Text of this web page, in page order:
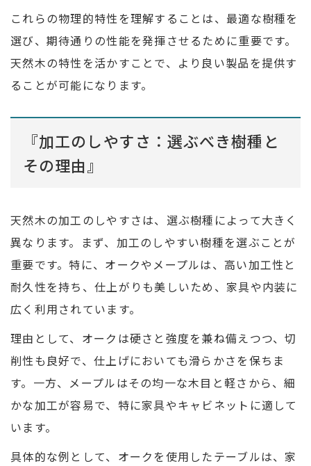
これらの物理的特性を理解することは、最適な樹種を
選び、期待通りの性能を発揮させるために重要です。
天然木の特性を活かすことで、より良い製品を提供す
ることが可能になります。
『加工のしやすさ：選ぶべき樹種と
その理由』
天然木の加工のしやすさは、選ぶ樹種によって大きく
異なります。まず、加工のしやすい樹種を選ぶことが
重要です。特に、オークやメープルは、高い加工性と
耐久性を持ち、仕上がりも美しいため、家具や内装に
広く利用されています。
理由として、オークは硬さと強度を兼ね備えつつ、切
削性も良好で、仕上げにおいても滑らかさを保ちま
す。一方、メープルはその均一な木目と軽さから、細
かな加工が容易で、特に家具やキャビネットに適して
います。
具体的な例として、オークを使用したテーブルは、家